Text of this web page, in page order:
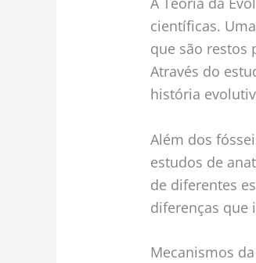
científicas.
que são restos
Através do
história
Além dos
estudos de
de diferentes
diferenças que
Mecanismos